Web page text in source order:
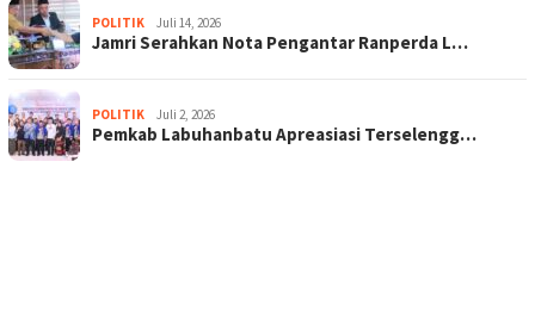
POLITIK Juli 14, 2026
Jamri Serahkan Nota Pengantar Ranperda L…
POLITIK Juli 2, 2026
Pemkab Labuhanbatu Apreasiasi Terselengg…